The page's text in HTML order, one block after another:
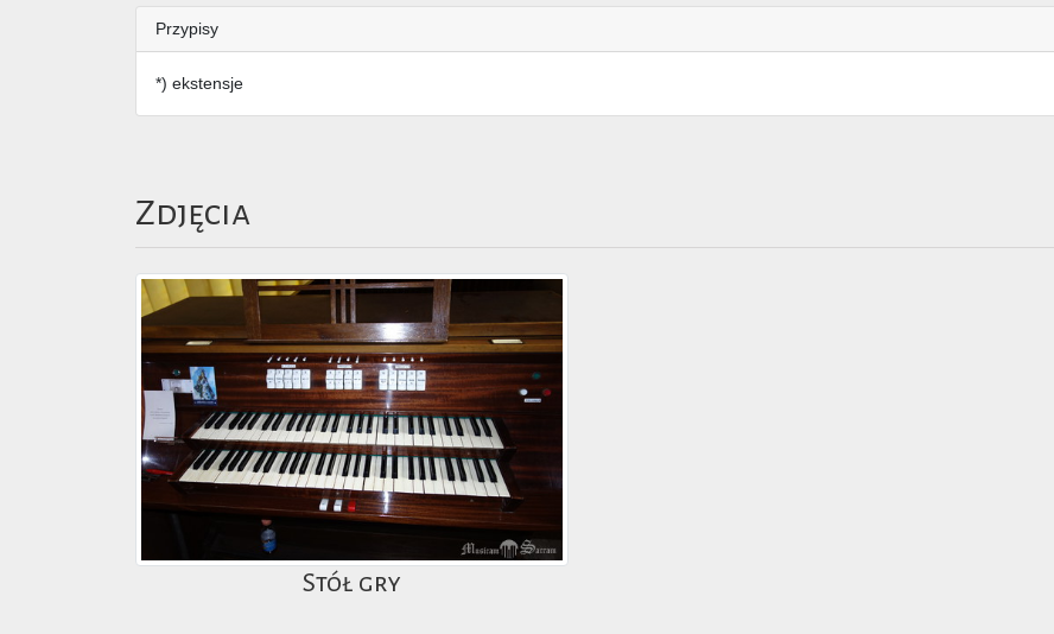
Przypisy
*) ekstensje
Zdjęcia
Stół gry